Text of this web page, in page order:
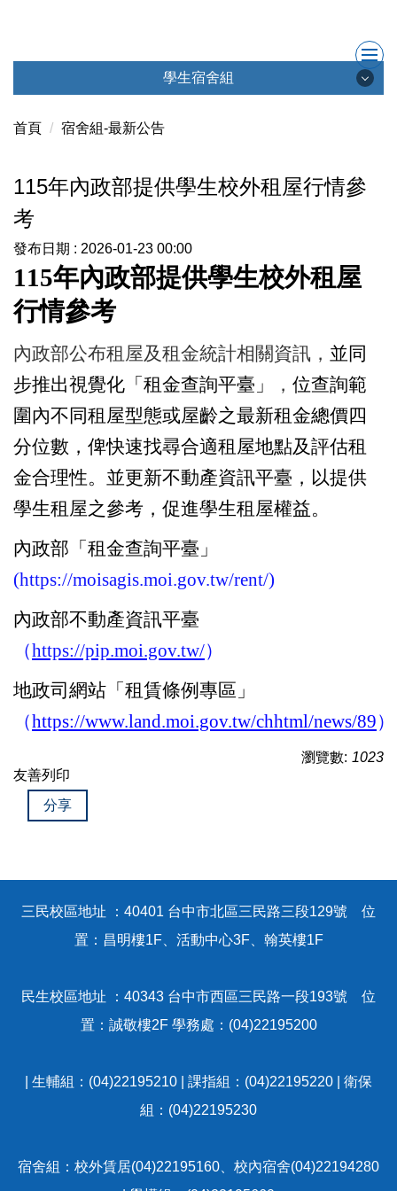
內
容
學生宿舍組
學生宿舍組
最新消息
會議記錄
聯絡我們
Q&A
表格下載
校外租賃
賃居座談會
學校宿舍
法令規章
關於我們
校外賃居租金補貼
租屋重要訊息
首頁 宿舍組-最新公告
115年內政部提供學生校外租屋行情參
考
發布日期 : 2026-01-23 00:00
115年內政部提供學生校外租屋
行情參考
內政部公布租屋及租金統計相關資訊， 並同
步推出視覺化「租金查詢平臺」
， 位查詢範
圍內不同租屋型態或屋齡之最新租金總價四
分位數，俾快速找尋合適租屋地點及評估租
金合理性。並更新不動產資訊平臺，以提供
學生租屋之參考，促進學生租屋權益。
內政部「租金查詢平臺」
(https://moisagis.moi.gov.tw/rent/)
內政部不動產資訊平臺
（https://pip.moi.gov.tw/）
地政司網站「租賃條例專區」
（https://www.land.moi.gov.tw/chhtml/news/89）
瀏覽數: 1023
友善列印
分享
三民校區地址 ：40401 台中市北區三民路三段129號 位
置：昌明樓1F、活動中心3F、翰英樓1F
民生校區地址 ：40343 台中市西區三民路一段193號 位
置：誠敬樓2F 學務處：(04)22195200
| 生輔組：(04)22195210 | 課指組：(04)22195220 | 衛保
組：(04)22195230
宿舍組：校外賃居(04)22195160、校內宿舍(04)22194280